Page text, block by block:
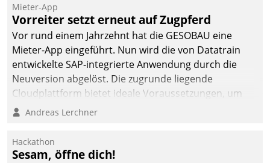
Mieter-App
Vorreiter setzt erneut auf Zugpferd
Vor rund einem Jahrzehnt hat die GESOBAU eine
Mieter-App eingeführt. Nun wird die von Datatrain
entwickelte SAP-integrierte Anwendung durch die
Neuversion abgelöst. Die zugrunde liegende
Cloudplattform bietet ideale Voraussetzungen, um
die Funktionalität der App zu erweitern und weitere
integrieren.
Andreas Lerchner
Hackathon
Sesam, öffne dich!